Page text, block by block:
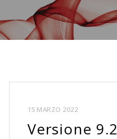
15 MARZO 2022
Versione 9.2